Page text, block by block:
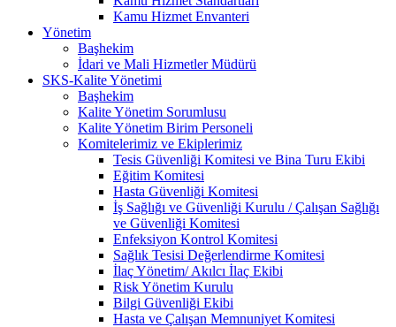
Kamu Hizmet Envanteri
Yönetim
Başhekim
İdari ve Mali Hizmetler Müdürü
SKS-Kalite Yönetimi
Başhekim
Kalite Yönetim Sorumlusu
Kalite Yönetim Birim Personeli
Komitelerimiz ve Ekiplerimiz
Tesis Güvenliği Komitesi ve Bina Turu Ekibi
Eğitim Komitesi
Hasta Güvenliği Komitesi
İş Sağlığı ve Güvenliği Kurulu / Çalışan Sağlığı
ve Güvenliği Komitesi
Enfeksiyon Kontrol Komitesi
Sağlık Tesisi Değerlendirme Komitesi
İlaç Yönetim/ Akılcı İlaç Ekibi
Risk Yönetim Kurulu
Bilgi Güvenliği Ekibi
Hasta ve Çalışan Memnuniyet Komitesi